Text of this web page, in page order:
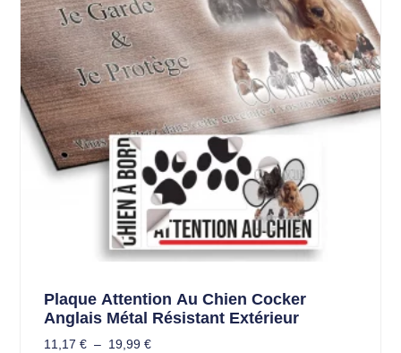
Plaque Attention Au Chien Cocker
Anglais Métal Résistant Extérieur
11,17 € – 19,99 €